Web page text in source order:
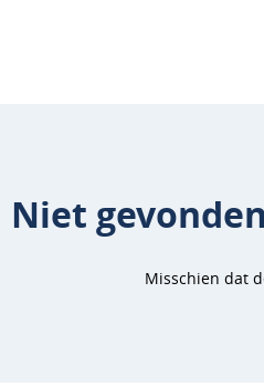
Niet
Misschien dat